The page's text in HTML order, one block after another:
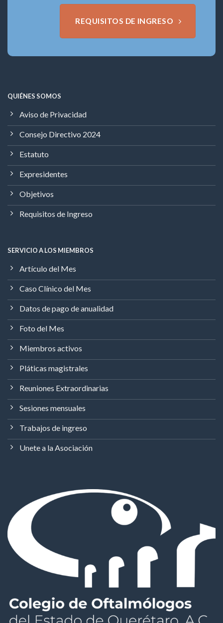
REQUISITOS DE INGRESO
QUIÉNES SOMOS
Aviso de Privacidad
Consejo Directivo 2024
Estatuto
Expresidentes
Objetivos
Requisitos de Ingreso
SERVICIO A LOS MIEMBROS
Artículo del Mes
Caso Clínico del Mes
Datos de pago de anualidad
Foto del Mes
Miembros activos
Pláticas magistrales
Reuniones Extraordinarias
Sesiones mensuales
Trabajos de ingreso
Unete a la Asociación